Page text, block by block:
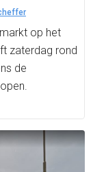
op het
zaterdag rond
de